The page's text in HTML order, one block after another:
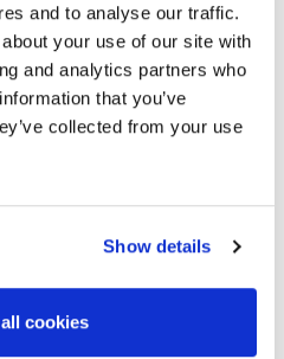
and to analyse our traffic.
your use of our site with
and analytics partners who
that you’ve
collected from your use
Show details
cookies
SLUCHU